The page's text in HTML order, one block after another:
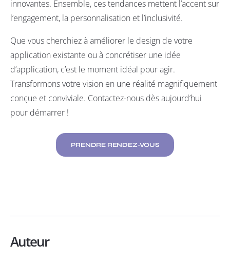
innovantes. Ensemble, ces tendances mettent l’accent sur
l’engagement, la personnalisation et l’inclusivité.
Que vous cherchiez à améliorer le design de votre
application existante ou à concrétiser une idée
d’application, c’est le moment idéal pour agir.
Transformons votre vision en une réalité magnifiquement
conçue et conviviale. Contactez-nous dès aujourd’hui
pour démarrer !
PRENDRE RENDEZ-VOUS
Auteur